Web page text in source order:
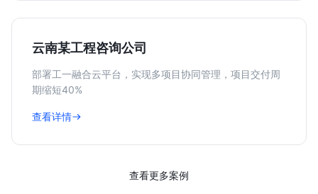
云南某工程咨询公司
部署工一融合云平台，实现多项目协同管理，项目交付周
期缩短40%
查看详情
查看更多案例